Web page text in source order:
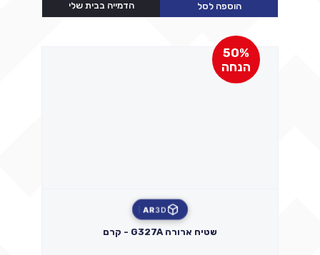
הוספה לסל הדמייה בבית שלי
50%
הנחה
3D
AR
שטיח ארורה G327A - קרם